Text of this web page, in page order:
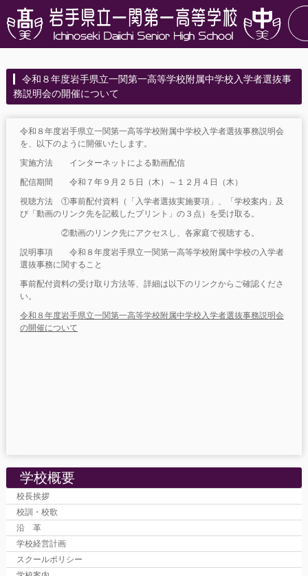
令和８年度岩手県立一関第一高等学校附属中学校入学者選抜事
務説明会の開催について
令和８年度岩手県立一関第一高等学校附属中学校入学者選抜事務説明会
を、以下のように開催いたします。
実施方法 インターネットによる動画配信
配信期間 令和７年９月２５日（木）～１２月４日（木）
視聴方法 ①事前配付資料（「入学者選抜実施要項」、「学校案内」及
び「動画のリンク先を記載したプリント」の３点）を受け取る。
②動画のリンク先にアクセスし、各家庭で視聴する。
説明事項 令和８年度岩手県立一関第一高等学校附属中学校の入学者
選抜事務に関すること
事前配付資料の受け取り方法等、詳細は以下のリンクからご確認くださ
い。
令和８年度岩手県立一関第一高等学校附属中学校入学者選抜事務説明会
の開催について
学校概要
校長挨拶
校訓・校歌
沿 革
学校経営計画
スクールポリシー